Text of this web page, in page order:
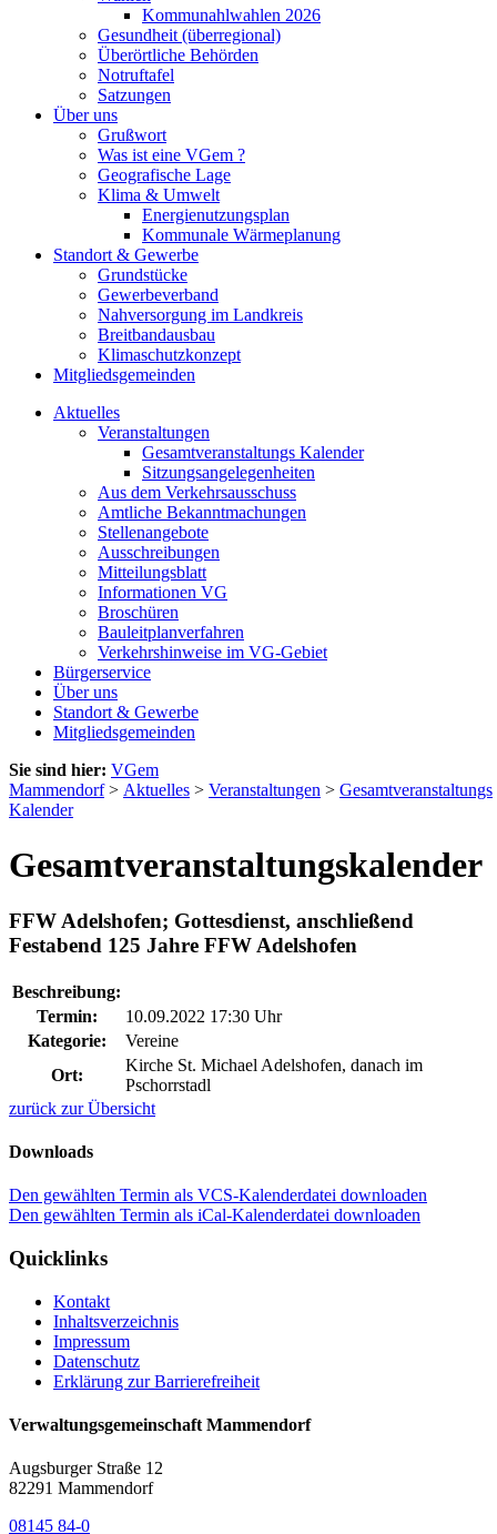
Kommunahlwahlen 2026
Gesundheit (überregional)
Überörtliche Behörden
Notruftafel
Satzungen
Über uns
Grußwort
Was ist eine VGem ?
Geografische Lage
Klima & Umwelt
Energienutzungsplan
Kommunale Wärmeplanung
Standort & Gewerbe
Grundstücke
Gewerbeverband
Nahversorgung im Landkreis
Breitbandausbau
Klimaschutzkonzept
Mitgliedsgemeinden
Aktuelles
Veranstaltungen
Gesamtveranstaltungs Kalender
Sitzungsangelegenheiten
Aus dem Verkehrsausschuss
Amtliche Bekanntmachungen
Stellenangebote
Ausschreibungen
Mitteilungsblatt
Informationen VG
Broschüren
Bauleitplanverfahren
Verkehrshinweise im VG-Gebiet
Bürgerservice
Über uns
Standort & Gewerbe
Mitgliedsgemeinden
Sie sind hier: VGem
Mammendorf> Aktuelles > Veranstaltungen > Gesamtveranstaltungs
Kalender
Gesamtveranstaltungskalender
FFW Adelshofen; Gottesdienst, anschließend
Festabend 125 Jahre FFW Adelshofen
Beschreibung:
Termin:
10.09.2022 17:30 Uhr
Kategorie:
Vereine
Ort:
Kirche St. Michael Adelshofen, danach im
Pschorrstadl
zurück zur Übersicht
Downloads
Den gewählten Termin als VCS-Kalenderdatei downloaden
Den gewählten Termin als iCal-Kalenderdatei downloaden
Quicklinks
Kontakt
Inhaltsverzeichnis
Impressum
Datenschutz
Erklärung zur Barrierefreiheit
Verwaltungsgemeinschaft Mammendorf
Augsburger Straße 12
82291 Mammendorf
08145 84-0